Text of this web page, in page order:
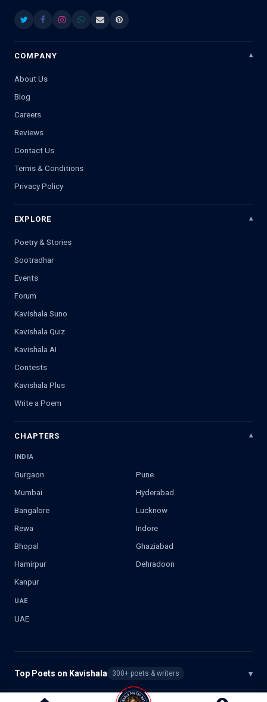
COMPANY
About Us
Blog
Careers
Reviews
Contact Us
Terms & Conditions
Privacy Policy
EXPLORE
Poetry & Stories
Sootradhar
Events
Forum
Kavishala Suno
Kavishala Quiz
Kavishala AI
Contests
Kavishala Plus
Write a Poem
CHAPTERS
INDIA
Gurgaon
Pune
Mumbai
Hyderabad
Bangalore
Lucknow
Rewa
Indore
Bhopal
Ghaziabad
Hamirpur
Dehradoon
Kanpur
UAE
UAE
Top Poets on Kavishala 300+ poets & writers ▾